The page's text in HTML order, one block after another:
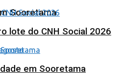
Sooretama
lote do CNH Social 2026
em Sooretama